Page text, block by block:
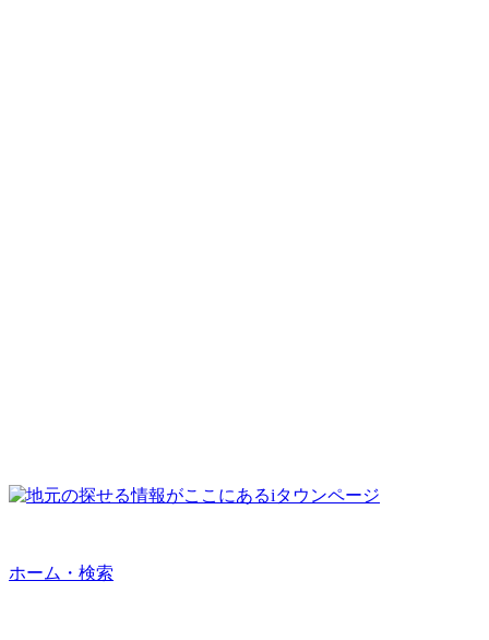
ホーム・検索